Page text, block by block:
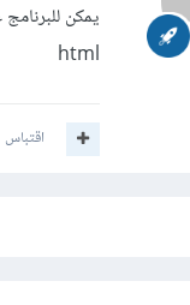
يمكن
html
اقتباس